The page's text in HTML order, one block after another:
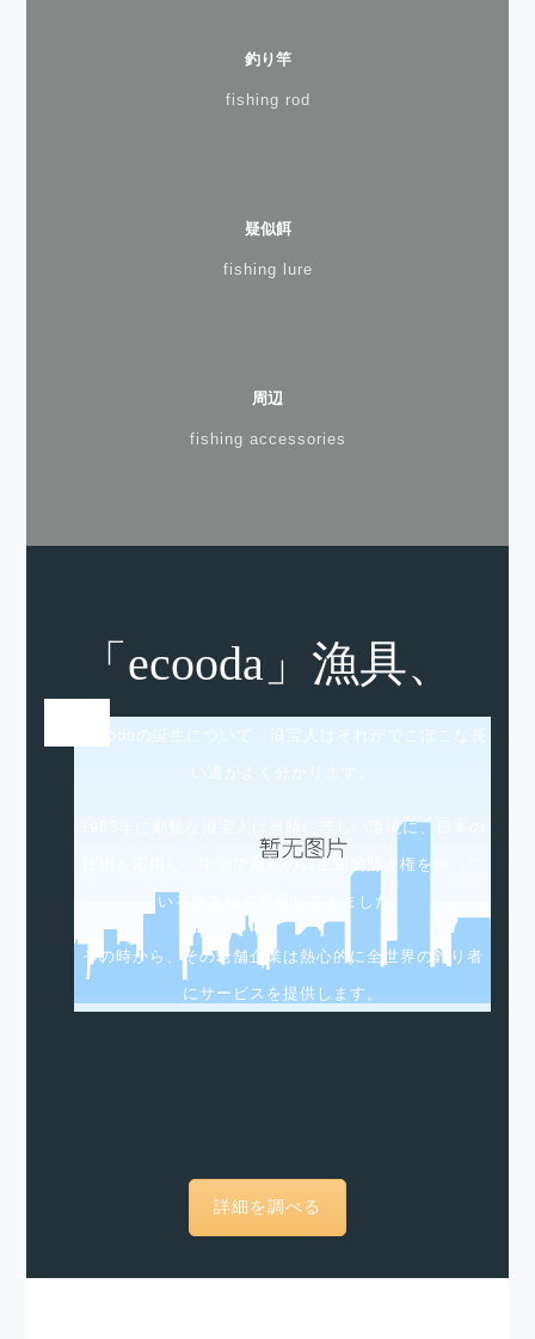
釣り竿
fishing rod
疑似餌
fishing lure
周辺
fishing accessories
「ecooda」漁具、
ecoodaの誕生について、浪宝人はそれがでこぼこな長
い道がよく分かります。
1983年に勤勉な浪宝人は当時に苦しい環境に、日本の
技術を応用し、中国で最初の自主知的財産権を持って
いる魚糸輪を開発してきました。
その時から、その老舗企業は熱心的に全世界の釣り者
にサービスを提供します。
詳細を調べる